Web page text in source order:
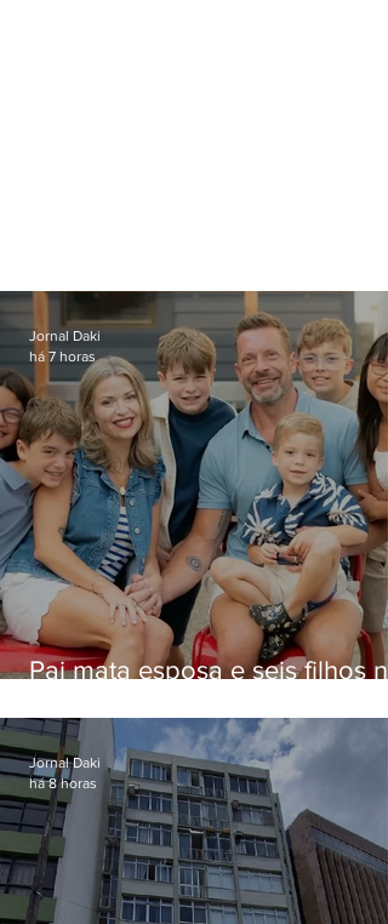
Pai mata esposa e seis filhos
Jornal Daki
há 7 horas
Jornal Daki
há 8 horas